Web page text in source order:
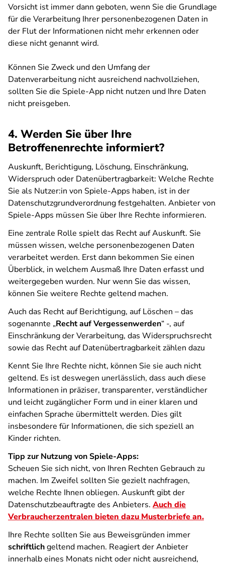
Vorsicht ist immer dann geboten, wenn Sie die Grundlage
für die Verarbeitung Ihrer personenbezogenen Daten in
der Flut der Informationen nicht mehr erkennen oder
diese nicht genannt wird.
Können Sie Zweck und den Umfang der
Datenverarbeitung nicht ausreichend nachvollziehen,
sollten Sie die Spiele-App nicht nutzen und Ihre Daten
nicht preisgeben.
4. Werden Sie über Ihre
Betroffenenrechte informiert?
Auskunft, Berichtigung, Löschung, Einschränkung,
Widerspruch oder Datenübertragbarkeit: Welche Rechte
Sie als Nutzer:in von Spiele-Apps haben, ist in der
Datenschutzgrundverordnung festgehalten. Anbieter von
Spiele-Apps müssen Sie über Ihre Rechte informieren.
Eine zentrale Rolle spielt das Recht auf Auskunft. Sie
müssen wissen, welche personenbezogenen Daten
verarbeitet werden. Erst dann bekommen Sie einen
Überblick, in welchem Ausmaß Ihre Daten erfasst und
weitergegeben wurden. Nur wenn Sie das wissen,
können Sie weitere Rechte geltend machen.
Auch das Recht auf Berichtigung, auf Löschen – das
sogenannte „Recht auf Vergessenwerden“ -, auf
Einschränkung der Verarbeitung, das Widerspruchsrecht
sowie das Recht auf Datenübertragbarkeit zählen dazu
Kennt Sie Ihre Rechte nicht, können Sie sie auch nicht
geltend. Es ist deswegen unerlässlich, dass auch diese
Informationen in präziser, transparenter, verständlicher
und leicht zugänglicher Form und in einer klaren und
einfachen Sprache übermittelt werden. Dies gilt
insbesondere für Informationen, die sich speziell an
Kinder richten.
Tipp zur Nutzung von Spiele-Apps:
Scheuen Sie sich nicht, von Ihren Rechten Gebrauch zu
machen. Im Zweifel sollten Sie gezielt nachfragen,
welche Rechte Ihnen obliegen. Auskunft gibt der
Datenschutzbeauftragte des Anbieters. Auch die
Verbraucherzentralen bieten dazu Musterbriefe an.
Ihre Rechte sollten Sie aus Beweisgründen immer
schriftlichgeltend machen. Reagiert der Anbieter
innerhalb eines Monats nicht oder nicht ausreichend,